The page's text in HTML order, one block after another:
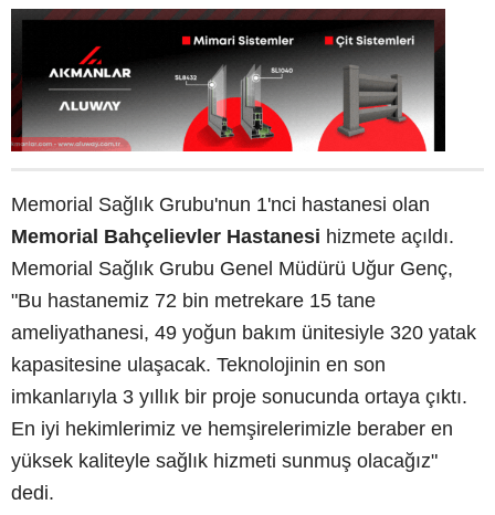
Memorial Sağlık Grubu'nun 1'nci hastanesi olan
Memorial Bahçelievler Hastanesi hizmete açıldı.
Memorial Sağlık Grubu Genel Müdürü Uğur Genç,
"Bu hastanemiz 72 bin metrekare 15 tane
ameliyathanesi, 49 yoğun bakım ünitesiyle 320 yatak
kapasitesine ulaşacak. Teknolojinin en son
imkanlarıyla 3 yıllık bir proje sonucunda ortaya çıktı.
En iyi hekimlerimiz ve hemşirelerimizle beraber en
yüksek kaliteyle sağlık hizmeti sunmuş olacağız"
dedi.